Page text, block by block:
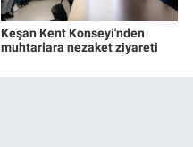
Keşan Kent Konseyi'nden
muhtarlara nezaket ziyareti